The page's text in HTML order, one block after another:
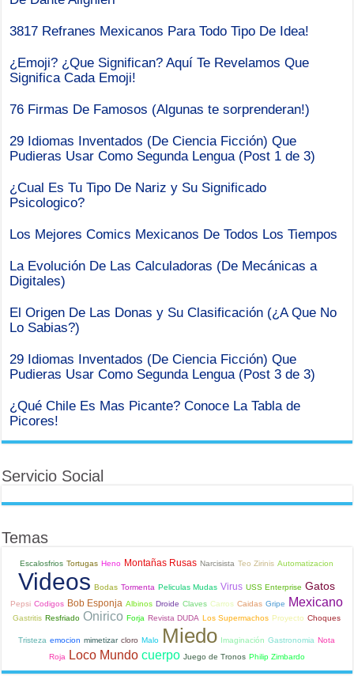
3817 Refranes Mexicanos Para Todo Tipo De Idea!
¿Emoji? ¿Que Significan? Aquí Te Revelamos Que
Significa Cada Emoji!
76 Firmas De Famosos (Algunas te sorprenderan!)
29 Idiomas Inventados (De Ciencia Ficción) Que
Pudieras Usar Como Segunda Lengua (Post 1 de 3)
¿Cual Es Tu Tipo De Nariz y Su Significado
Psicologico?
Los Mejores Comics Mexicanos De Todos Los Tiempos
La Evolución De Las Calculadoras (De Mecánicas a
Digitales)
El Origen De Las Donas y Su Clasificación (¿A Que No
Lo Sabias?)
29 Idiomas Inventados (De Ciencia Ficción) Que
Pudieras Usar Como Segunda Lengua (Post 3 de 3)
¿Qué Chile Es Mas Picante? Conoce La Tabla de
Picores!
Servicio Social
Temas
Escalosfrios Tortugas Heno Montañas Rusas Narcisista Teo Zirinis Automatizacion
Videos Bodas Tormenta Peliculas Mudas Virus USS Enterprise Gatos
Pepsi Codigos Bob Esponja Albinos Droide Claves Carros Caidas Gripe Mexicano
Gastritis Resfriado Onirico Forja Revista DUDA Los Supermachos Proyecto Choques
Tristeza emocion mimetizar cloro Malo Miedo Imaginación Gastronomia Nota
Roja
Loco Mundo cuerpo Juego de Tronos Philip Zimbardo